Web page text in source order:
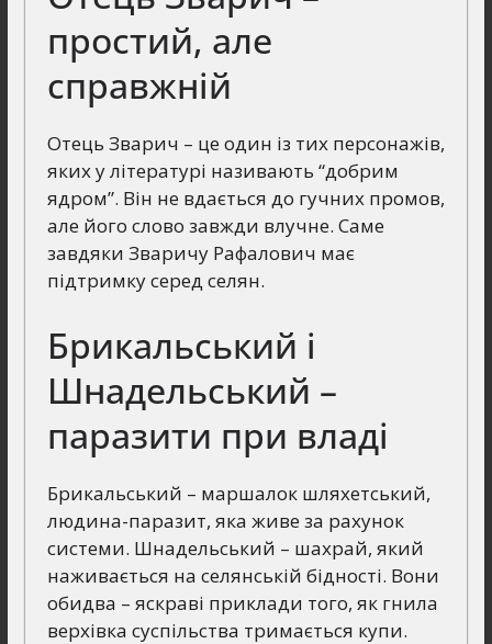
простий, але
справжній
Отець Зварич – це один із тих персонажів,
яких у літературі називають “добрим
ядром”. Він не вдається до гучних промов,
але його слово завжди влучне. Саме
завдяки Зваричу Рафалович має
підтримку серед селян.
Брикальський і
Шнадельський –
паразити при владі
Брикальський – маршалок шляхетський,
людина-паразит, яка живе за рахунок
системи. Шнадельський – шахрай, який
наживається на селянській бідності. Вони
обидва – яскраві приклади того, як гнила
верхівка суспільства тримається купи.